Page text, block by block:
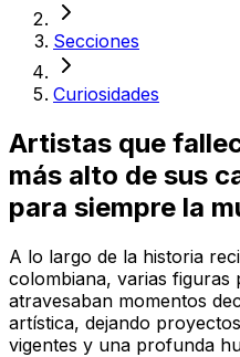
Secciones
Curiosidades
Artistas que
más alto de sus
para siempre la
A lo largo de la historia
colombiana, varias figuras
atravesaban momentos
artística, dejando
vigentes y una profunda